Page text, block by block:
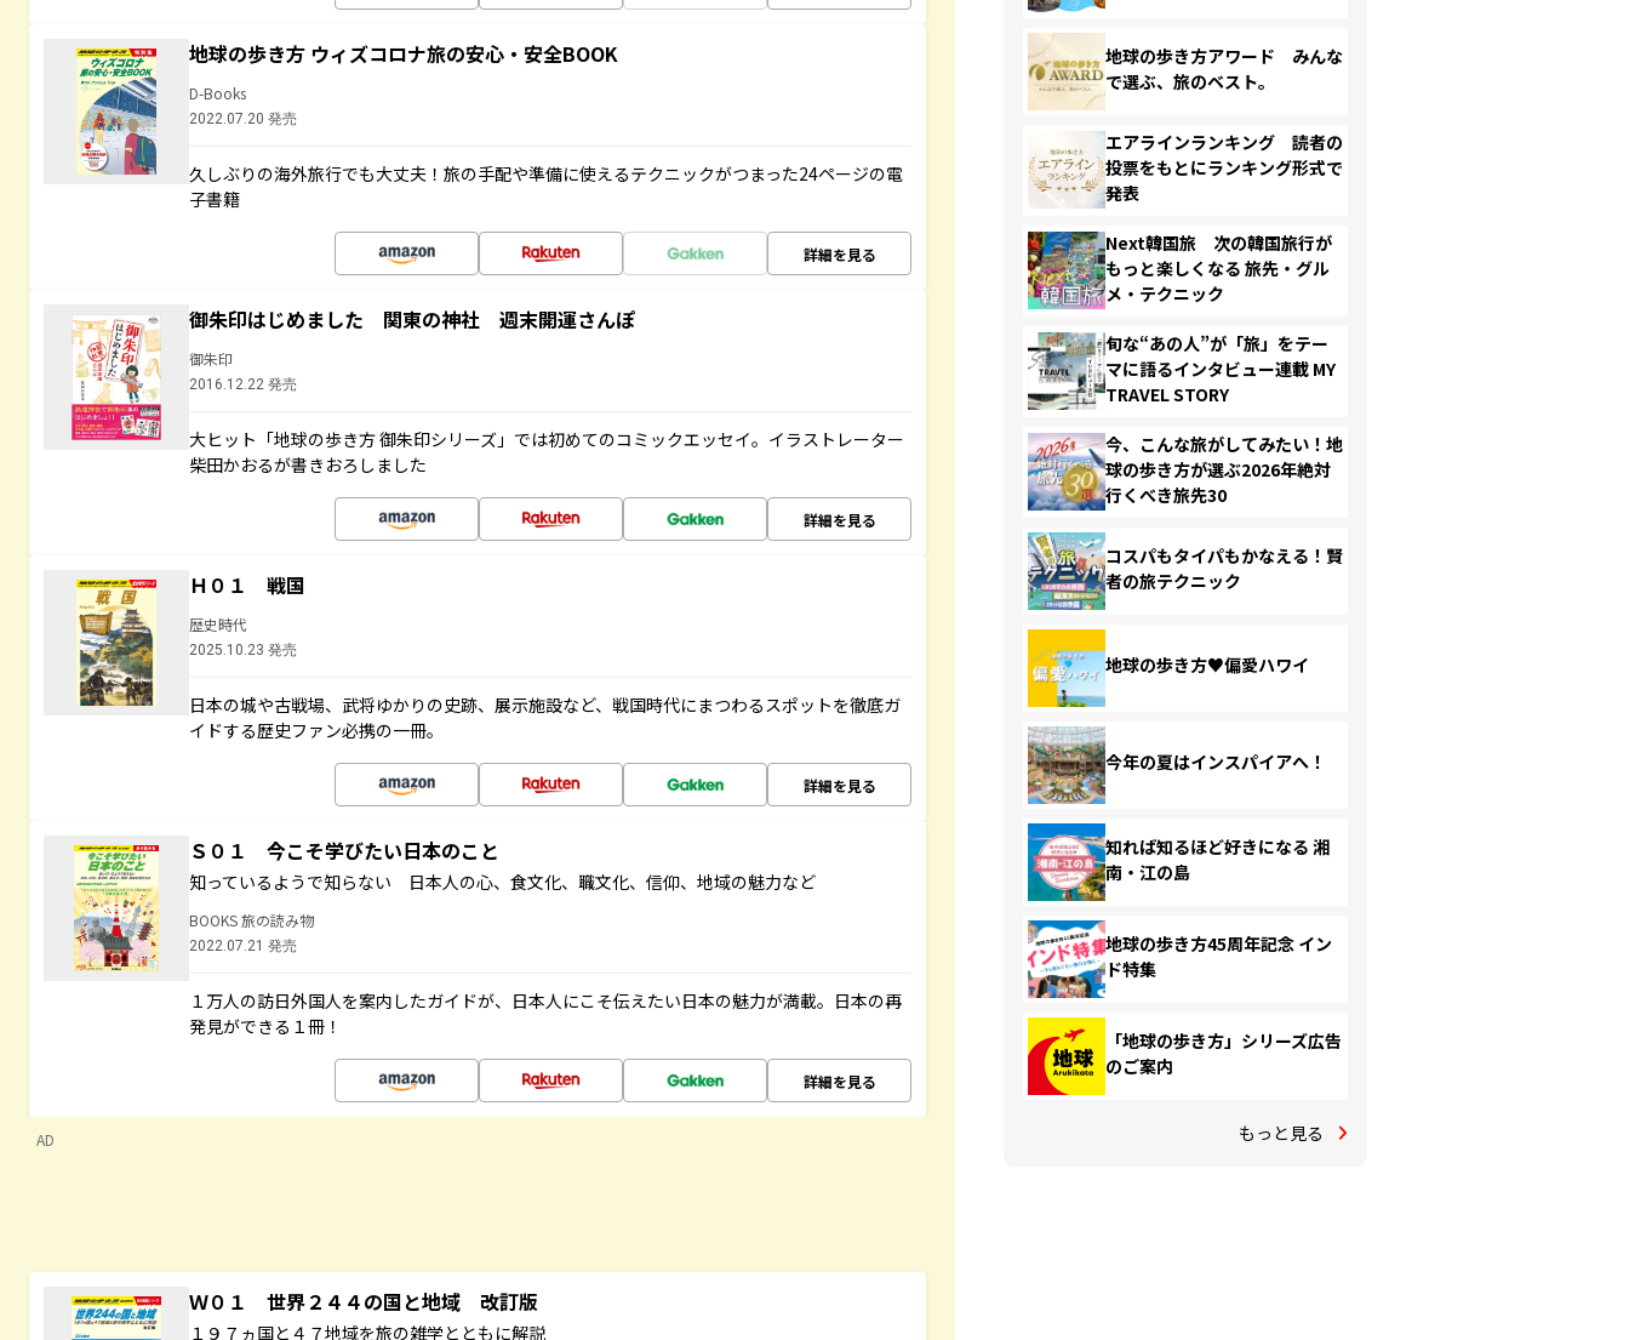
地球の歩き方 ウィズコロナ旅の安心・安全BOOK
D-Books
2022.07.20 発売
久しぶりの海外旅行でも大丈夫！旅の手配や準備に使えるテクニックがつまった24ページの電
子書籍
詳細を見る
御朱印はじめました 関東の神社 週末開運さんぽ
御朱印
2016.12.22 発売
大ヒット「地球の歩き方 御朱印シリーズ」では初めてのコミックエッセイ。イラストレーター
柴田かおるが書きおろしました
詳細を見る
Ｈ０１ 戦国
歴史時代
2025.10.23 発売
日本の城や古戦場、武将ゆかりの史跡、展示施設など、戦国時代にまつわるスポットを徹底ガ
イドする歴史ファン必携の一冊。
詳細を見る
Ｓ０１ 今こそ学びたい日本のこと
知っているようで知らない 日本人の心、食文化、職文化、信仰、地域の魅力など
BOOKS 旅の読み物
2022.07.21 発売
１万人の訪日外国人を案内したガイドが、日本人にこそ伝えたい日本の魅力が満載。日本の再
発見ができる１冊！
詳細を見る
AD
Ｗ０１ 世界２４４の国と地域 改訂版
１９７ヵ国と４７地域を旅の雑学とともに解説
地球の歩き方アワード みんな
で選ぶ、旅のベスト。
エアラインランキング 読者の
投票をもとにランキング形式で
発表
Next韓国旅 次の韓国旅行が
もっと楽しくなる 旅先・グル
メ・テクニック
旬な“あの人”が「旅」をテー
マに語るインタビュー連載 MY
TRAVEL STORY
今、こんな旅がしてみたい！地
球の歩き方が選ぶ2026年絶対
行くべき旅先30
コスパもタイパもかなえる！賢
者の旅テクニック
地球の歩き方♥偏愛ハワイ
今年の夏はインスパイアへ！
知れば知るほど好きになる 湘
南・江の島
地球の歩き方45周年記念 イン
ド特集
「地球の歩き方」シリーズ広告
のご案内
もっと見る